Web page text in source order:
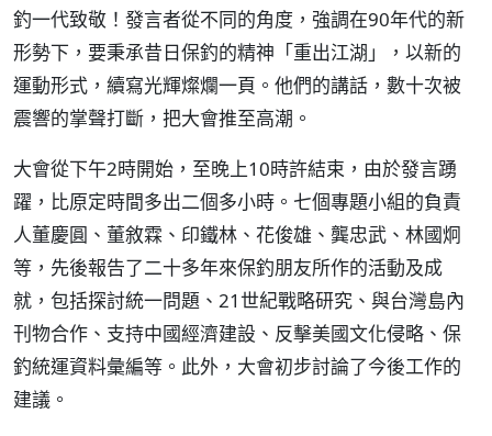
釣一代致敬！發言者從不同的角度，強調在90年代的新
形勢下，要秉承昔日保釣的精神「重出江湖」，以新的
運動形式，續寫光輝燦爛一頁。他們的講話，數十次被
震響的掌聲打斷，把大會推至高潮。
大會從下午2時開始，至晚上10時許結束，由於發言踴
躍，比原定時間多出二個多小時。七個專題小組的負責
人董慶圓、董敘霖、印鐵林、花俊雄、龔忠武、林國炯
等，先後報告了二十多年來保釣朋友所作的活動及成
就，包括探討統一問題、21世紀戰略研究、與台灣島內
刊物合作、支持中國經濟建設、反擊美國文化侵略、保
釣統運資料彙編等。此外，大會初步討論了今後工作的
建議。